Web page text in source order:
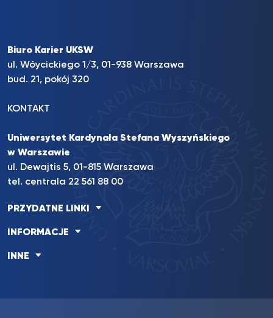
Biuro Karier UKSW
ul. Wóycickiego 1/3, 01-938 Warszawa
bud. 21, pokój 320
KONTAKT
Uniwersytet Kardynała Stefana Wyszyńskiego
w Warszawie
ul. Dewajtis 5, 01-815 Warszawa
tel. centrala 22 561 88 00
PRZYDATNE LINKI
INFORMACJE
INNE